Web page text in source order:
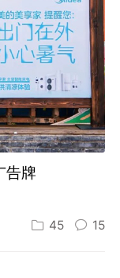
告牌
45 15